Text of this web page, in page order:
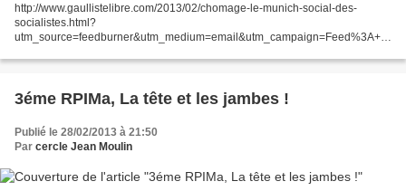
http://www.gaullistelibre.com/2013/02/chomage-le-munich-social-des-
socialistes.html?
utm_source=feedburner&utm_medium=email&utm_campaign=Feed%3A+g
inexorable du chômage de masse vient de franchir...
3éme RPIMa, La tête et les jambes !
Publié le 28/02/2013 à 21:50
Par cercle Jean Moulin